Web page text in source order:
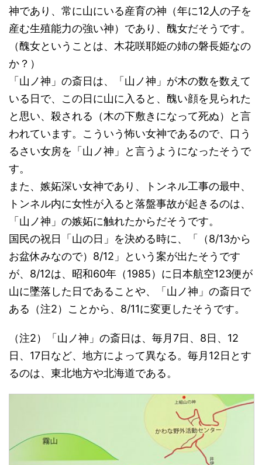
神であり、常に山にいる産育の神（年に12人の子を
産む生殖能力の強い神）であり、醜女だそうです。
（醜女ということは、木花咲耶姫の姉の磐長姫なの
か？）
「山ノ神」の斎日は、「山ノ神」が木の数を数えて
いる日で、この日に山に入ると、醜い顔を見られた
と思い、殺される（木の下敷きになって死ぬ）と言
われています。こういう怖い女神であるので、口う
るさい女房を「山ノ神」と言うようになったそうで
す。
また、嫉妬深い女神であり、トンネル工事の最中、
トンネル内に女性が入ると落盤事故が起きるのは、
「山ノ神」の嫉妬に触れたからだそうです。
国民の祝日「山の日」を決める時に、「（8/13から
お盆休みなので）8/12」という案が出たそうです
が、8/12は、昭和60年（1985）に日本航空123便が
山に墜落した日であることや、「山ノ神」の斎日で
ある（注2）ことから、8/11に変更したそうです。
（注2）「山ノ神」の斎日は、毎月7日、8日、12
日、17日など、地方によって異なる。毎月12日とす
るのは、東北地方や北海道である。